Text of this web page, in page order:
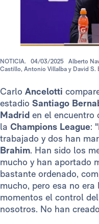
NOTICIA. 04/03/2025 Alberto
Castillo, Antonio Villalba y David S.
Carlo Ancelotti
estadio Santiago
Madrid en el encuentro
la Champions League:
trabajado y dos han
Brahim. Han sido los
mucho y han aportado
bastante ordenado,
mucho, pero esa no
momentos el control
nosotros. No han